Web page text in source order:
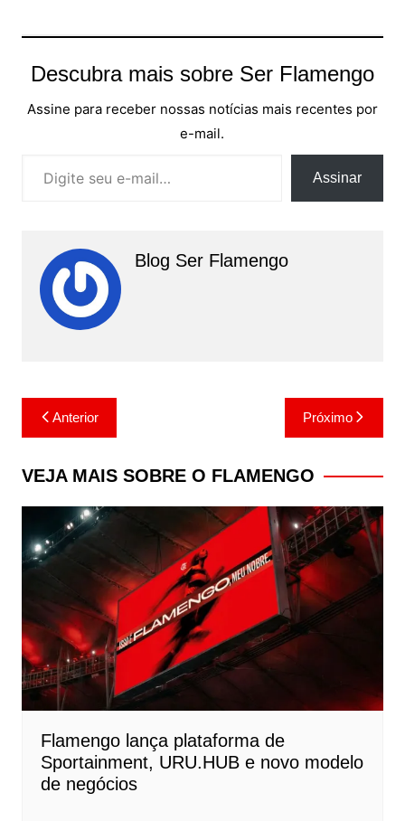
Descubra mais sobre Ser Flamengo
Assine para receber nossas notícias mais recentes por
e-mail.
Assinar
Blog Ser Flamengo
Navegação
de
Post
Anterior Próximo
VEJA MAIS SOBRE O FLAMENGO
Flamengo lança plataforma de
Sportainment, URU.HUB e novo modelo
de negócios